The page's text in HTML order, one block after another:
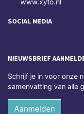
www.xyto.nl
SOCIAL MEDIA
NIEUWSBRIEF
Schrijf je in voor onze
samenvatting van alle
Aanmelden